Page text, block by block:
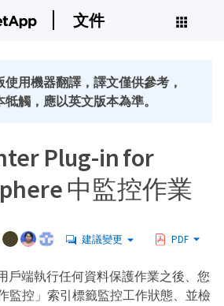
文件
使用機器翻譯，譯文僅供參考，
觸，應以英文版本為準。
Plug-in for
中監控作業
建議變更 PDF
戶端執行任何資料保護作業之後、您
監控」索引標籤監控工作狀態、並檢